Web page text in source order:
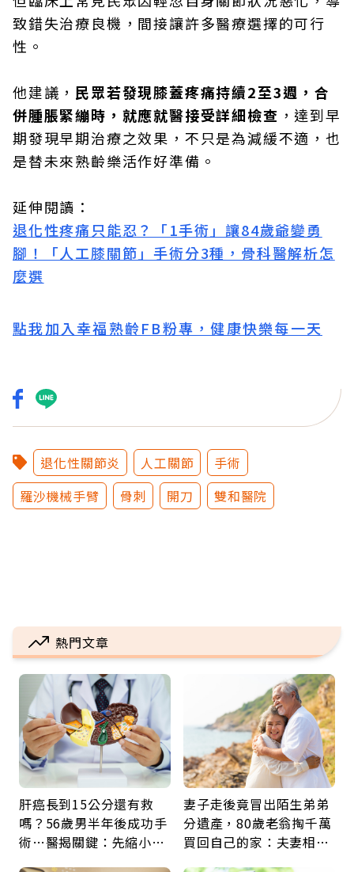
致錯失治療良機，間接讓許多醫療選擇的可行
性。
他建議， 民眾若發現膝蓋疼痛持續2至3週，合
併腫脹緊繃時，就應就醫接受詳細檢查 ，達到早
期發現早期治療之效果，不只是為減緩不適，也
是替未來熟齡樂活作好準備。
延伸閱讀：
退化性疼痛只能忍？「1手術」讓84歲爺變勇
腳！「人工膝關節」手術分3種，骨科醫解析怎
麼選
點我加入幸福熟齡FB粉專，健康快樂每一天
退化性關節炎 人工關節
手術
羅沙機械手臂
骨刺 開刀 雙和醫院
熱門文章
肝癌長到15公分還有救
嗎？56歲男半年後成功手
術…醫揭關鍵：先縮小腫
妻子走後竟冒出陌生弟弟
分遺產，80歲老翁掏千萬
買回自己的家：夫妻相守